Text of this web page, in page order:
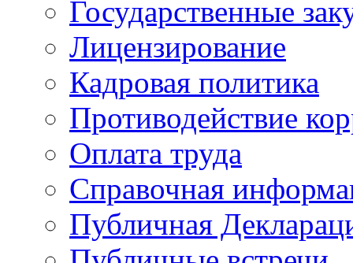
Государственные
Лицензирование
Кадровая политика
Противодействие
Оплата труда
Справочная
Публичная